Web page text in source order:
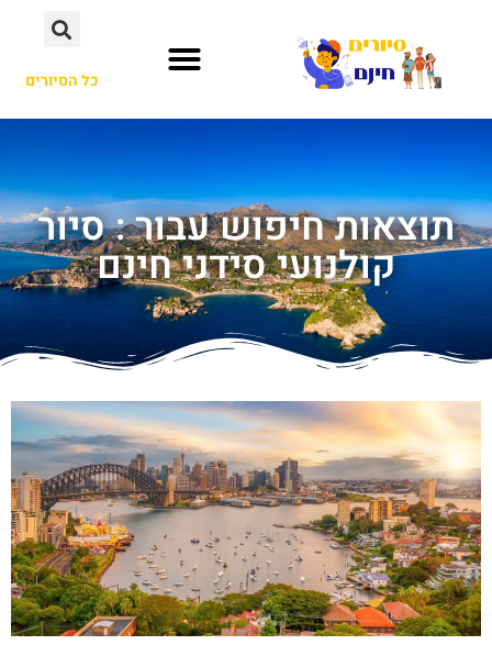
כל הסיורים
תוצאות חיפוש עבור : סיור
קולנועי סידני חינם